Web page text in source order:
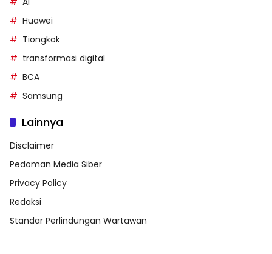
Huawei
Tiongkok
transformasi digital
BCA
Samsung
Lainnya
Disclaimer
Pedoman Media Siber
Privacy Policy
Redaksi
Standar Perlindungan Wartawan